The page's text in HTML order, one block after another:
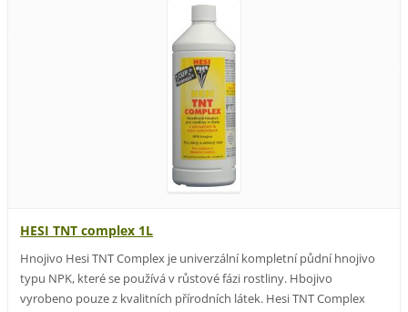
HESI TNT complex 1L
Hnojivo Hesi TNT Complex je univerzální kompletní půdní hnojivo
typu NPK, které se používá v růstové fázi rostliny. Hbojivo
vyrobeno pouze z kvalitních přírodních látek. Hesi TNT Complex